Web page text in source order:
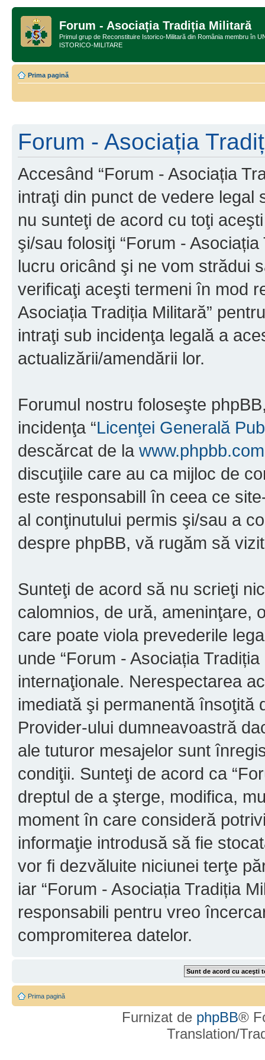
Forum - Asociația Tradiția Militară
Primul grup de Reconstituire Istorico-Militară din România membru în
ISTORICO-MILITARE
Prima pagină
Forum - Asociația
Accesând “Forum - Asociația
intraţi din punct de vedere legal
nu sunteţi de acord cu toţi
şi/sau folosiţi “Forum -
lucru oricând şi ne vom strădui
verificaţi aceşti termeni în mod
Asociația Tradiția Militară”
intraţi sub incidenţa legală a
actualizării/amendării lor.
Forumul nostru foloseşte
incidenţa “Licenţei Generală
descărcat de la www.phpbb.com
discuţiile care au ca mijloc de
este responsabill în ceea ce
al conţinutului permis şi/sau a
despre phpBB, vă rugăm să
Sunteţi de acord să nu scrieţi
calomnios, de ură, ameninţare,
care poate viola prevederile
unde “Forum - Asociația
internaţionale. Nerespectarea
imediată şi permanentă însoţită
Provider-ului dumneavoastră
ale tuturor mesajelor sunt
condiţii. Sunteţi de acord ca
dreptul de a şterge, modifica,
moment în care consideră
informaţie introdusă să fie
vor fi dezvăluite niciunei terţe
iar “Forum - Asociația Tradiția
responsabili pentru vreo
compromiterea datelor.
Prima pagină
Furnizat de phpBB®
Translation/